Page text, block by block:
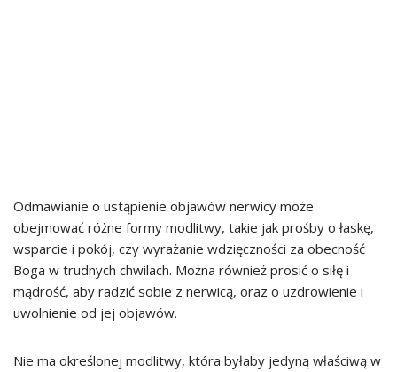
Odmawianie o ustąpienie objawów nerwicy może
obejmować różne formy modlitwy, takie jak prośby o łaskę,
wsparcie i pokój, czy wyrażanie wdzięczności za obecność
Boga w trudnych chwilach. Można również prosić o siłę i
mądrość, aby radzić sobie z nerwicą, oraz o uzdrowienie i
uwolnienie od jej objawów.
Nie ma określonej modlitwy, która byłaby jedyną właściwą w